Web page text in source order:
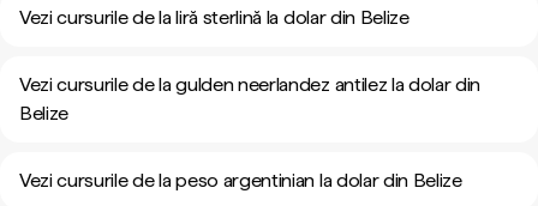
Vezi cursurile de la liră sterlină la dolar din Belize
Vezi cursurile de la gulden neerlandez antilez la dolar din
Belize
Vezi cursurile de la peso argentinian la dolar din Belize